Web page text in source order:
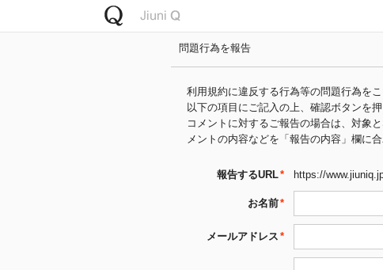
問題行為を報告
利用規約に違反する行為等の問題行為を
以下の項目にご記入の上、確認ボタンを押
コメントに対するご報告の場合は、対象
メントの内容などを「報告の内容」欄に
報告するURL* https://
お名前*
メールアドレス *